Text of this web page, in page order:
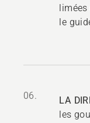
limées
le
06. LA
les